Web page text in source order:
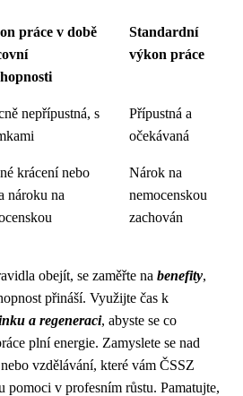
práce v době
Standardní
výkon práce
nepřípustná, s
Přípustná a
očekávaná
krácení nebo
nároku na
Nárok na
nemocenskou
zachován
obejít, se zaměřte na benefity,
přináší. Využijte čas k
a regeneraci, abyste se co
plní energie. Zamyslete se nad
vzdělávání, které vám ČSSZ
pomoci v profesním růstu. Pamatujte,